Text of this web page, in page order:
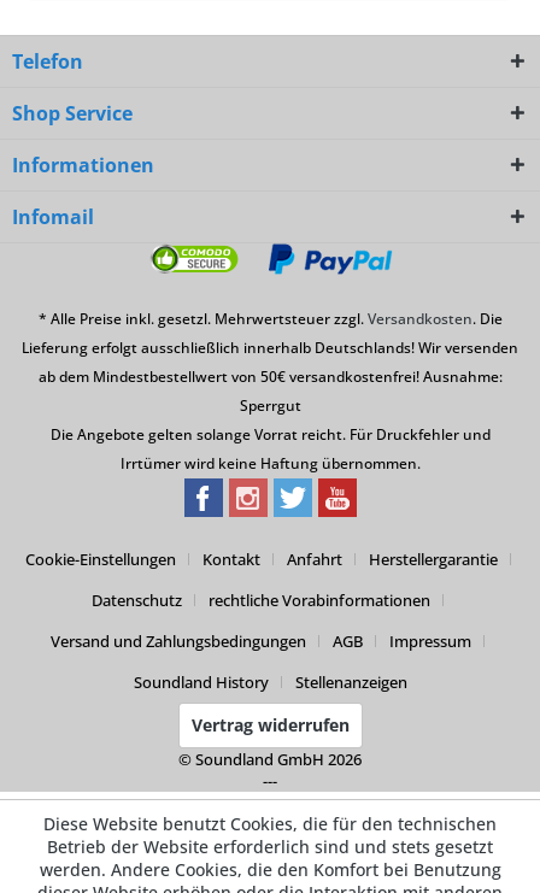
Telefon
Shop Service
Informationen
Infomail
* Alle Preise inkl. gesetzl. Mehrwertsteuer zzgl.Versandkosten. Die
Lieferung erfolgt ausschließlich innerhalb Deutschlands! Wir versenden
ab dem Mindestbestellwert von 50€ versandkostenfrei! Ausnahme:
Sperrgut
Die Angebote gelten solange Vorrat reicht. Für Druckfehler und
Irrtümer wird keine Haftung übernommen.
Cookie-Einstellungen Kontakt Anfahrt
Herstellergarantie
Datenschutz
rechtliche Vorabinformationen
Versand und Zahlungsbedingungen
AGB
Impressum
Soundland History
Stellenanzeigen
Vertrag widerrufen
© Soundland GmbH 2026
---
Diese Website benutzt Cookies, die für den technischen
Betrieb der Website erforderlich sind und stets gesetzt
werden. Andere Cookies, die den Komfort bei Benutzung